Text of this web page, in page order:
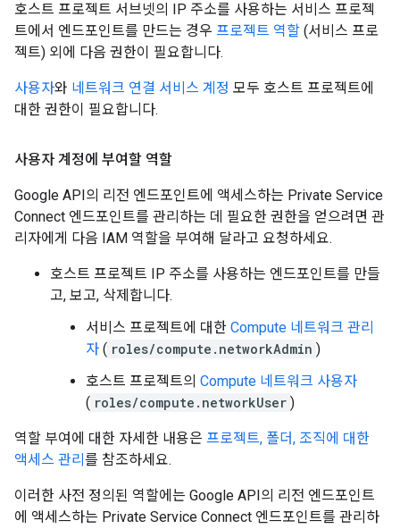
호스트 프로젝트 서브넷의 IP 주소를 사용하는 서비스 프로젝
트에서 엔드포인트를 만드는 경우 프로젝트 역할 (서비스 프로
젝트) 외에 다음 권한이 필요합니다.
사용자와 네트워크 연결 서비스 계정 모두 호스트 프로젝트에
대한 권한이 필요합니다.
사용자 계정에 부여할 역할
Google API의 리전 엔드포인트에 액세스하는 Private Service
Connect 엔드포인트를 관리하는 데 필요한 권한을 얻으려면 관
리자에게 다음 IAM 역할을 부여해 달라고 요청하세요.
호스트 프로젝트 IP 주소를 사용하는 엔드포인트를 만들
고, 보고, 삭제합니다.
서비스 프로젝트에 대한 Compute 네트워크 관리
자 ( roles/compute.networkAdmin )
호스트 프로젝트의 Compute 네트워크 사용자
( roles/compute.networkUser )
역할 부여에 대한 자세한 내용은 프로젝트, 폴더, 조직에 대한
액세스 관리 를 참조하세요.
이러한 사전 정의된 역할에는 Google API의 리전 엔드포인트
에 액세스하는 Private Service Connect 엔드포인트를 관리하